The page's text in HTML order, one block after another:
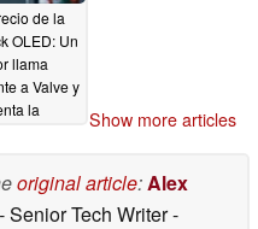
de la
OLED: Un
llama
a Valve y
la
05/29/2026
Show more articles
original article:Alex
- Senior Tech Writer-